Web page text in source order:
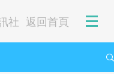
社 返回首頁